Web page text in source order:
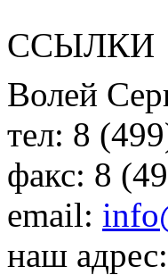
ССЫЛКИ
Волей
тел: 8
факс: 8
email:
наш адрес: